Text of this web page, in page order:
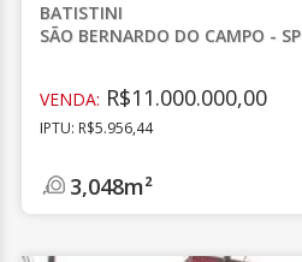
BATISTINI
SÃO BERNARDO DO CAMPO - SP
VENDA: R$11.000.000,00
IPTU: R$5.956,44
3,048m²